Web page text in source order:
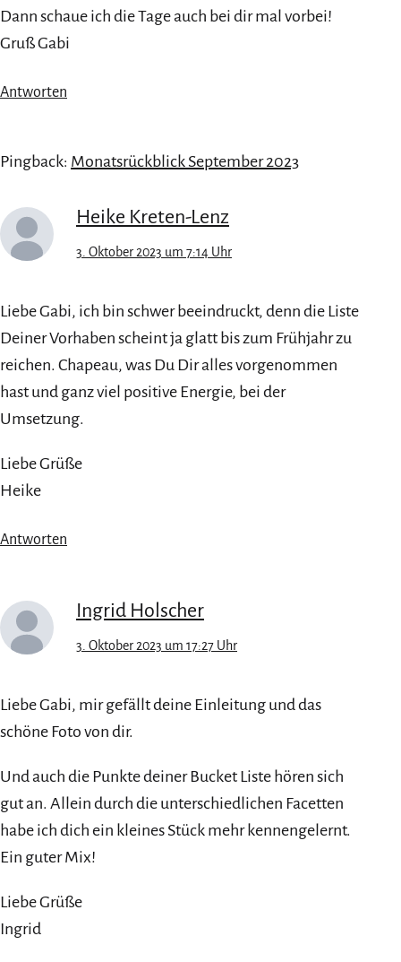
Dann schaue ich die Tage auch bei dir mal vorbei!
Gruß Gabi
Antworten
Pingback: Monatsrückblick September 2023
Heike Kreten-Lenz
3. Oktober 2023 um 7:14 Uhr
Liebe Gabi, ich bin schwer beeindruckt, denn die Liste
Deiner Vorhaben scheint ja glatt bis zum Frühjahr zu
reichen. Chapeau, was Du Dir alles vorgenommen
hast und ganz viel positive Energie, bei der
Umsetzung.
Liebe Grüße
Heike
Antworten
Ingrid Holscher
3. Oktober 2023 um 17:27 Uhr
Liebe Gabi, mir gefällt deine Einleitung und das
schöne Foto von dir.
Und auch die Punkte deiner Bucket Liste hören sich
gut an. Allein durch die unterschiedlichen Facetten
habe ich dich ein kleines Stück mehr kennengelernt.
Ein guter Mix!
Liebe Grüße
Ingrid